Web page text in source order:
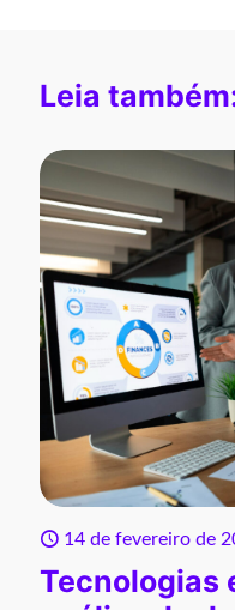
Leia
14 de fevereiro de
Tecnologias